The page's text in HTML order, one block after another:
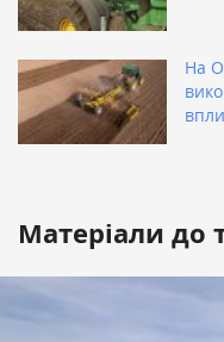
На
Матеріали до